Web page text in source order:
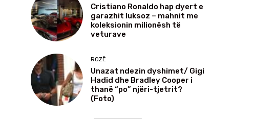
Cristiano Ronaldo hap dyert e
garazhit luksoz – mahnit me
koleksionin milionësh të
veturave
ROZË
Unazat ndezin dyshimet/ Gigi
Hadid dhe Bradley Cooper i
thanë “po” njëri-tjetrit?
(Foto)